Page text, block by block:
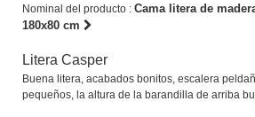
Nominal del producto : Cama litera de
180x80 cm
Litera Casper
Buena litera, acabados bonitos, escalera
pequeños, la altura de la barandilla de arriba